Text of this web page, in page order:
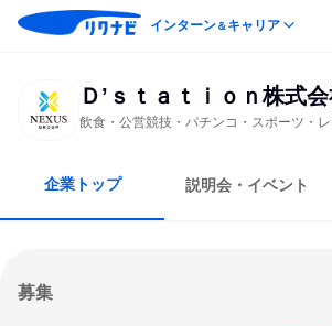
インターン＆キャリア
Ｄ’ｓｔａｔｉｏｎ株式
飲食・公営競技・パチンコ・スポーツ・
企業トップ 説明会・イベント
募集